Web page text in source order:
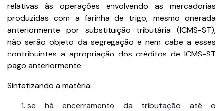
relativas às operações envolvendo as mercadorias
produzidas com a farinha de trigo, mesmo onerada
anteriormente por substituição tributária (ICMS-ST),
não serão objeto da segregação e nem cabe a esses
contribuintes a apropriação dos créditos de ICMS-ST
pago anteriormente.
Sintetizando a matéria:
se há encerramento da tributação até o